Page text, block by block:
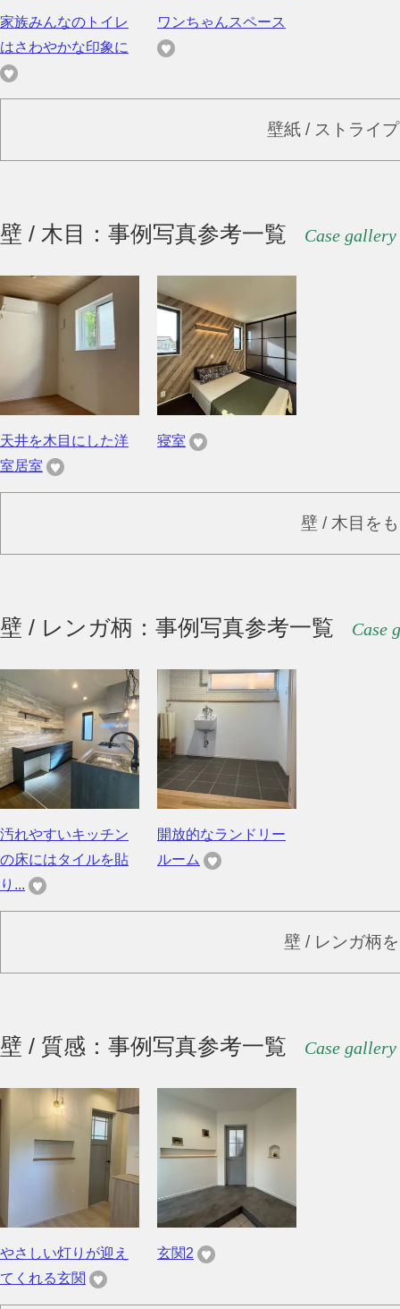
家族みんなのトイレ
はさわやかな印象に
ワンちゃんスペース
壁紙 / ストライ
壁 / 木目：事例写真参考一覧 Case gallery
天井を木目にした洋
室居室
寝室
壁 / 木目を
壁 / レンガ柄：事例写真参考一覧 Case
汚れやすいキッチン
の床にはタイルを貼
り...
開放的なランドリー
ルーム
壁 / レンガ柄
壁 / 質感：事例写真参考一覧 Case gallery
やさしい灯りが迎え
てくれる玄関
玄関2